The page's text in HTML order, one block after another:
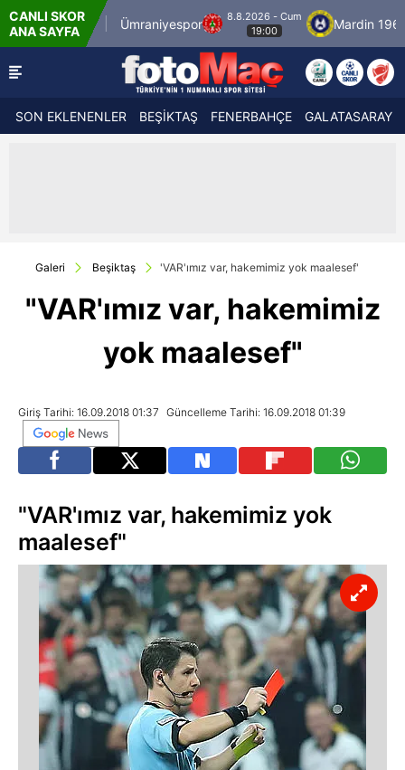
CANLI SKOR
ANA SAYFAÜmraniyespor
8.8.2026 - Cum
19:00
Mardin 1969 Spor
SON EKLENENLER BEŞİKTAŞ FENERBAHÇE GALATASARAY
Galeri Beşiktaş 'VAR'ımız var, hakemimiz yok maalesef'
"VAR'ımız var, hakemimiz
yok maalesef"
Giriş Tarihi: 16.09.2018 01:37 Güncelleme Tarihi: 16.09.2018 01:39
"VAR'ımız var, hakemimiz yok
maalesef"